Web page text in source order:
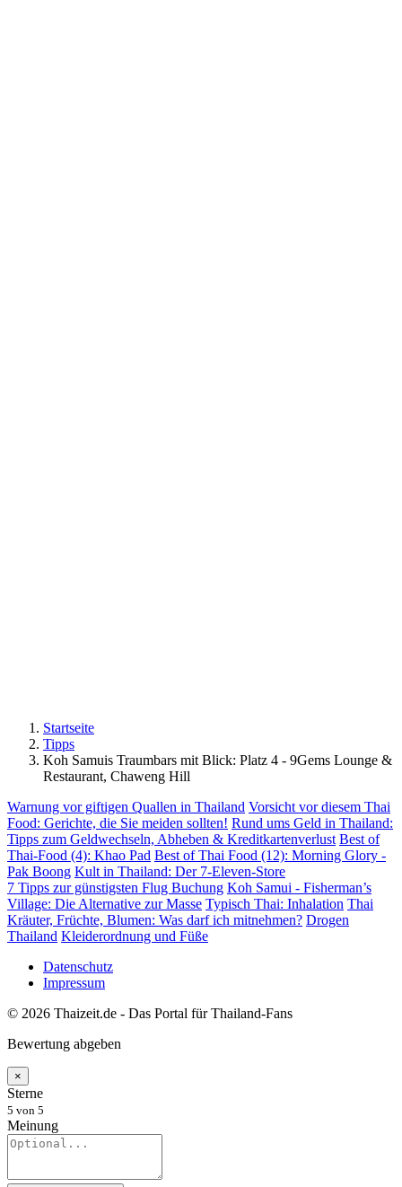
Startseite
Tipps
Koh Samuis Traumbars mit Blick: Platz 4 - 9Gems Lounge &
Restaurant, Chaweng Hill
Warnung vor giftigen Quallen in Thailand Vorsicht vor diesem Thai
Food: Gerichte, die Sie meiden sollten! Rund ums Geld in Thailand:
Tipps zum Geldwechseln, Abheben & Kreditkartenverlust Best of
Thai-Food (4): Khao Pad Best of Thai Food (12): Morning Glory -
Pak Boong Kult in Thailand: Der 7-Eleven-Store
7 Tipps zur günstigsten Flug Buchung Koh Samui - Fisherman’s
Village: Die Alternative zur Masse Typisch Thai: Inhalation Thai
Kräuter, Früchte, Blumen: Was darf ich mitnehmen? Drogen
Thailand Kleiderordnung und Füße
Datenschutz
Impressum
© 2026 Thaizeit.de - Das Portal für Thailand-Fans
Bewertung abgeben
×
Sterne
5 von 5
Meinung